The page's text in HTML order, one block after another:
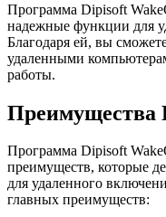
Программа Dipisoft
надежные функции для
Благодаря ей, вы
удаленными
работы.
Преимущества
Программа Dipisoft
преимуществ, которые
для удаленного
главных преимуществ: